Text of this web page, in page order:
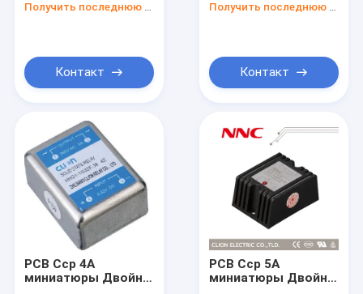
Получить последнюю цену
Контакт
Получить последнюю цену
Контакт
PCB Сср 4A
миниатюры Двойн-
PCB Сср 5A
миниатюры Двойн-